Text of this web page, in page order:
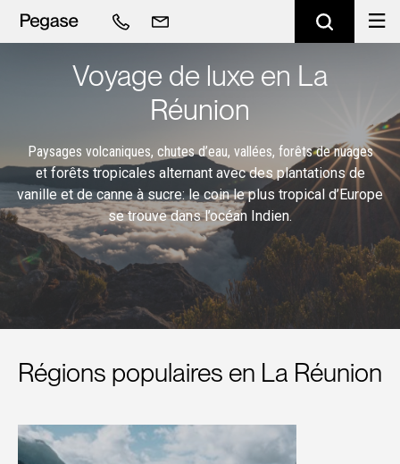
Voyage de luxe en La
Réunion
Paysages volcaniques, chutes d’eau, vallées, forêts de nuages
etforêts tropicales alternant avec des plantations de
vanille et decanne à sucre: le coin le plus tropical d’Europe
se trouve dansl’océan Indien.
Régions populaires en La Réunion